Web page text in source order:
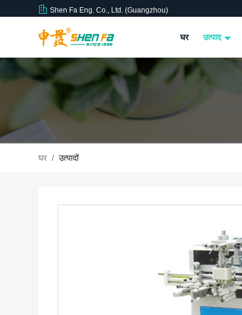
Shen Fa Eng. Co., Ltd. (Guangzhou)
घर उत्पाद
घर / उत्पादों